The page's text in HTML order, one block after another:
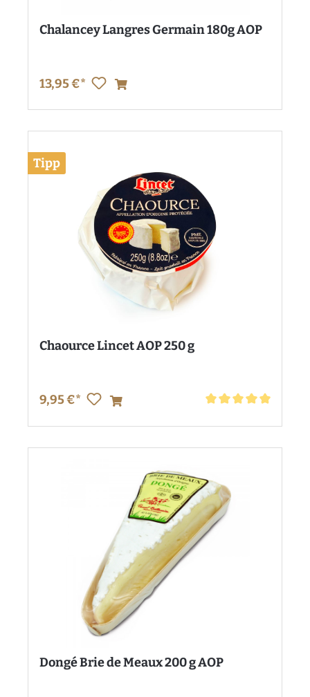
Chalancey Langres Germain 180g AOP
13,95 €*
Tipp
Chaource Lincet AOP 250 g
9,95 €*
Dongé Brie de Meaux 200 g AOP